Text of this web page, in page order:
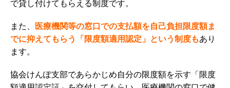
で貸し付けてもらえる制度です。
また、
医療機関等の窓口での支払額を自己負担限度額ま
でに抑えてもらう
「限度額適用認定」 という制度もあり
ます。
協会けんぽ支部であらかじめ自分の限度額を示す「限度